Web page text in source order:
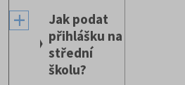
Jak podat
přihlášku na
střední
školu?